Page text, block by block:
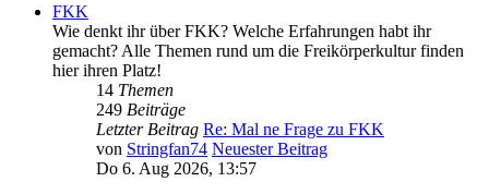
FKK
Wie denkt ihr über FKK? Welche Erfahrungen habt ihr
gemacht? Alle Themen rund um die Freikörperkultur finden
hier ihren Platz!
14 Themen
249 Beiträge
Letzter Beitrag Re: Mal ne Frage zu FKK
von Stringfan74 Neuester Beitrag
Do 6. Aug 2026, 13:57